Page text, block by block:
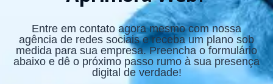
Entre em contato agora mesmo com nossa
agência de redes sociais e receba um plano sob
medida para sua empresa. Preencha o formulário
abaixo e dê o próximo passo rumo à sua presença
digital de verdade!